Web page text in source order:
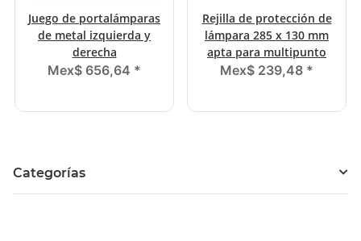
Juego de portalámparas
de metal izquierda y
derecha
Mex$ 656,64 *
Rejilla de protección de
lámpara 285 x 130 mm
apta para multipunto
Mex$ 239,48 *
Categorías